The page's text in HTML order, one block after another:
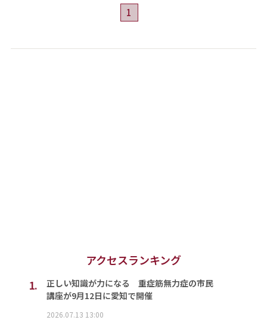
1
アクセスランキング
1.
正しい知識が力になる 重症筋無力症の市民
講座が9月12日に愛知で開催
2026.07.13 13:00